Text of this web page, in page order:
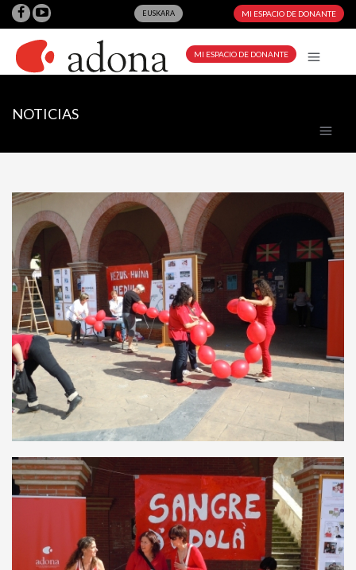
EUSKARA MI ESPACIO DE DONANTE
MI ESPACIO DE DONANTE
NOTICIAS